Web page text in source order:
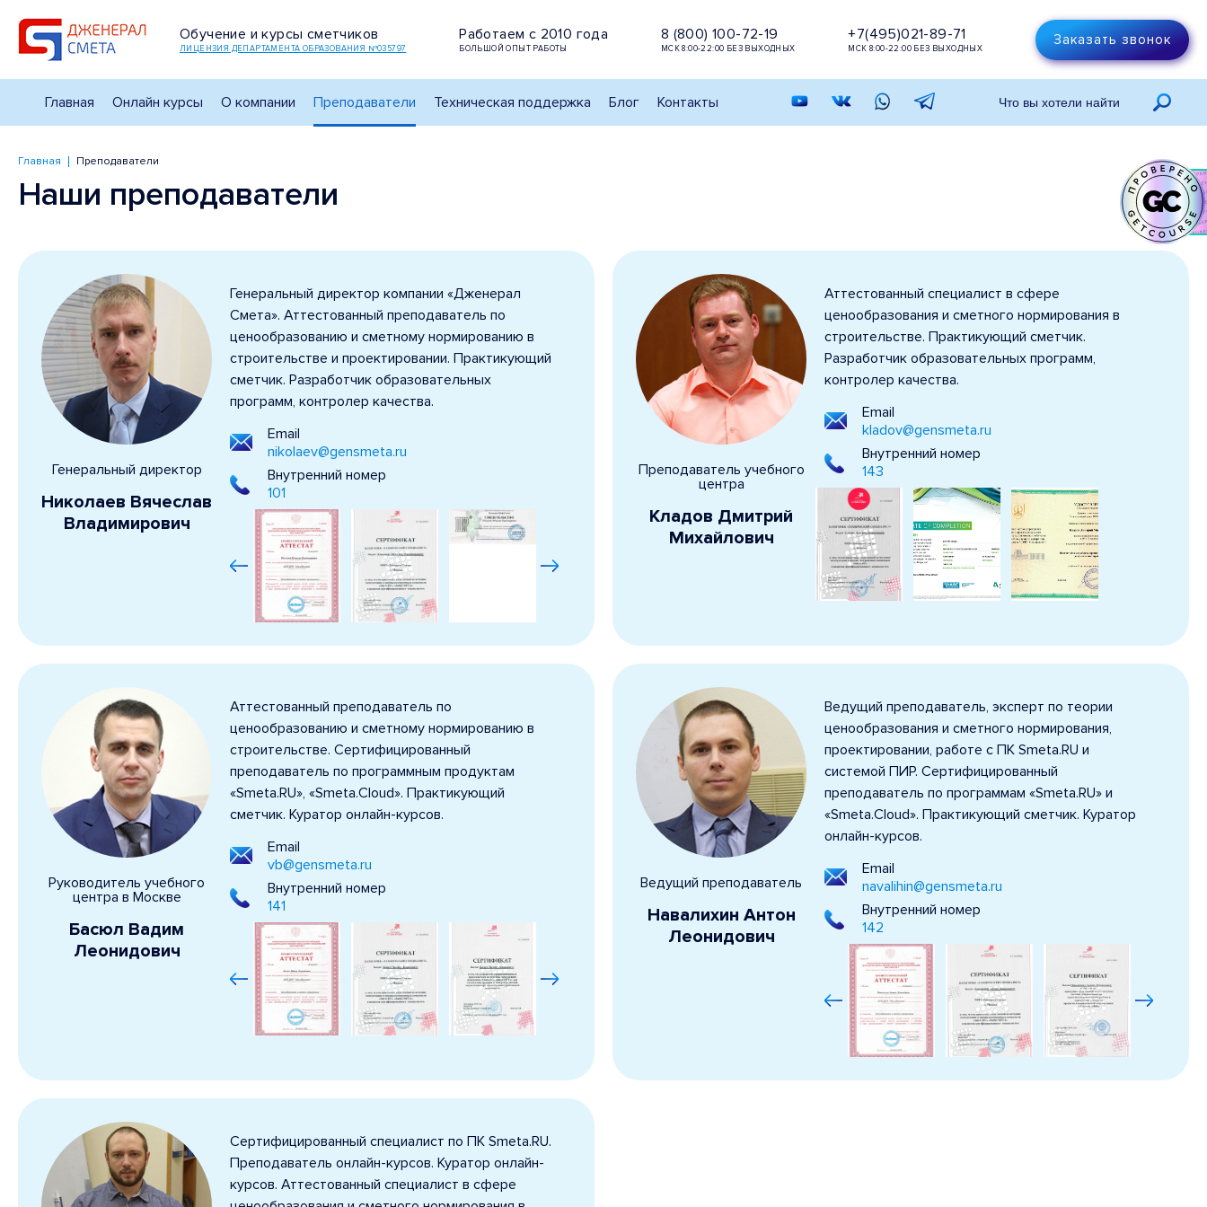
Обучение и курсы сметчиков
ЛИЦЕНЗИЯ ДЕПАРТАМЕНТА ОБРАЗОВАНИЯ №035797
Работаем с 2010 года
БОЛЬШОЙ ОПЫТ РАБОТЫ
8 (800) 100-72-19
МСК 8:00-22:00 БЕЗ ВЫХОДНЫХ
+7(495)021-89-71
МСК 8:00-22:00 БЕЗ ВЫХОДНЫХ
Заказать звонок
Главная Онлайн курсы О компании Преподаватели Техническая поддержка Блог Контакты
Главная Преподаватели
Наши преподаватели
Генеральный директор
Николаев Вячеслав
Владимирович
Генеральный директор компании «Дженерал
Смета». Аттестованный преподаватель по
ценообразованию и сметному нормированию в
строительстве и проектировании. Практикующий
сметчик. Разработчик образовательных
программ, контролер качества.
Email
nikolaev@gensmeta.ru
Внутренний номер
101
Преподаватель учебного
центра
Кладов Дмитрий
Михайлович
Аттестованный специалист в сфере
ценообразования и сметного нормирования в
строительстве. Практикующий сметчик.
Разработчик образовательных программ,
контролер качества.
Email
kladov@gensmeta.ru
Внутренний номер
143
Руководитель учебного
центра в Москве
Басюл Вадим
Леонидович
Аттестованный преподаватель по
ценообразованию и сметному нормированию в
строительстве. Сертифицированный
преподаватель по программным продуктам
«Smeta.RU», «Smeta.Cloud». Практикующий
сметчик. Куратор онлайн-курсов.
Email
vb@gensmeta.ru
Внутренний номер
141
Ведущий преподаватель
Навалихин Антон
Леонидович
Ведущий преподаватель, эксперт по теории
ценообразования и сметного нормирования,
проектировании, работе с ПК Smeta.RU и
системой ПИР. Сертифицированный
преподаватель по программам «Smeta.RU» и
«Smeta.Cloud». Практикующий сметчик. Куратор
онлайн-курсов.
Email
navalihin@gensmeta.ru
Внутренний номер
142
Сертифицированный специалист по ПК Smeta.RU.
Преподаватель онлайн-курсов. Куратор онлайн-
курсов. Аттестованный специалист в сфере